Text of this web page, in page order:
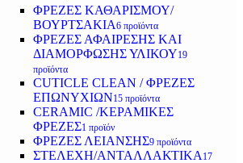
ΦΡΕΖΕΣ ΚΑΘΑΡΙΣΜΟΥ/
ΒΟΥΡΤΣΑΚΙΑ6 προϊόντα
ΦΡΕΖΕΣ ΑΦΑΙΡΕΣΗΣ ΚΑΙ
ΔΙΑΜΟΡΦΩΣΗΣ ΥΛΙΚΟΥ19
προϊόντα
CUTICLE CLEAN / ΦΡΕΖΕΣ
ΕΠΩΝΥΧΙΩΝ15 προϊόντα
CERAMIC /ΚΕΡΑΜΙΚΕΣ
ΦΡΕΖΕΣ1 προϊόν
ΦΡΕΖΕΣ ΛΕΙΑΝΣΗΣ9 προϊόντα
ΣΤΕΛΕΧΗ/ΑΝΤΑΛΛΑΚΤΙΚΑ 17